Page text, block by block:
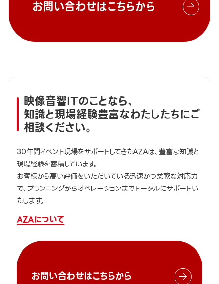
お問い合わせはこちらから
映像音響ITのことなら、
知識と現場経験豊富なわたしたちにご
相談ください。
30年間イベント現場をサポートしてきたAZAは、豊富な知識と
現場経験を蓄積しています。
お客様から高い評価をいただいている迅速かつ柔軟な対応力
で、プランニングからオペレーションまでトータルにサポートい
たします。
AZAについて
お問い合わせはこちらから